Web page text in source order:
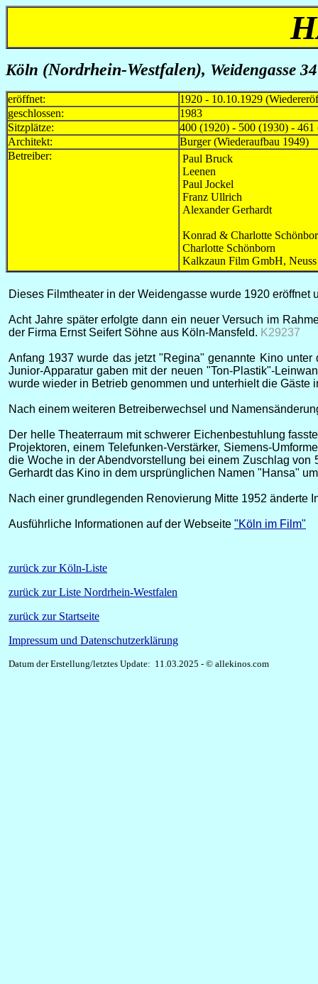
Köln (Nordrhein-Westfalen), Weidengasse 34
eröffnet:
1920 - 10.10.1929
geschlossen:
1983
Sitzplätze:
400 (1920) - 500 (1930) -
Architekt:
Burger (Wiederaufbau 1949)
Betreiber:
Paul Bruck
Leenen
Paul Jockel
Franz Ullrich
Alexander Gerhardt
Konrad & Charlotte
Charlotte Schönborn
Kalkzaun Film GmbH, Neuss
Dieses Filmtheater in der Weidengasse wurde 1920
Acht Jahre später erfolgte dann ein neuer Versuch im
der Firma Ernst Seifert Söhne aus Köln-Mansfeld. K29237
Anfang 1937 wurde das jetzt "Regina" genannte Kino
Junior-Apparatur gaben mit der neuen "Ton-Plastik"-
wurde wieder in Betrieb genommen und unterhielt die
Nach einem weiteren Betreiberwechsel und
Der helle Theaterraum mit schwerer Eichenbestuhlung
Projektoren, einem Telefunken-Verstärker, Siemens-
die Woche in der Abendvorstellung bei einem Zuschlag
Gerhardt das Kino in dem ursprünglichen Namen "Hansa"
Nach einer grundlegenden Renovierung Mitte 1952 änderte
Ausführliche Informationen auf der Webseite "Köln im Film"
zurück zur Köln-Liste
zurück zur Liste Nordrhein-Westfalen
zurück zur Startseite
Impressum und Datenschutzerklärung
Datum der Erstellung/letztes Update: 11.03.2025 - © allekinos.com